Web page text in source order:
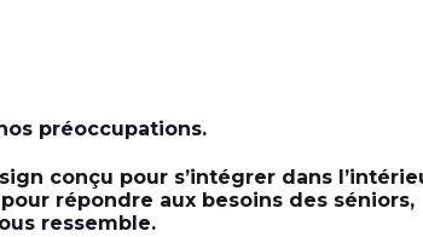
préoccupations.
conçu pour s’intégrer dans
répondre aux besoins des séniors,
ressemble.